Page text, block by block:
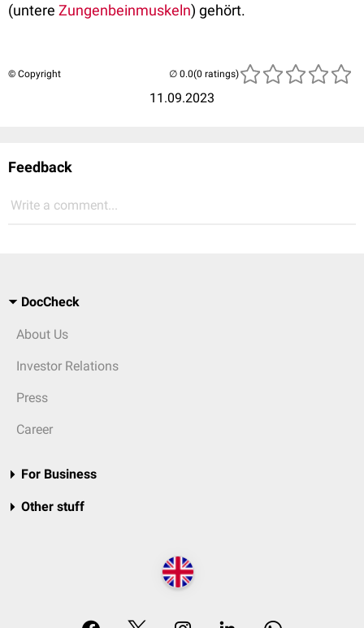
(untere Zungenbeinmuskeln) gehört.
© Copyright
11.09.2023
(0 ratings)
Feedback
Write a comment...
DocCheck
About Us
Investor Relations
Press
Career
For Business
Other stuff